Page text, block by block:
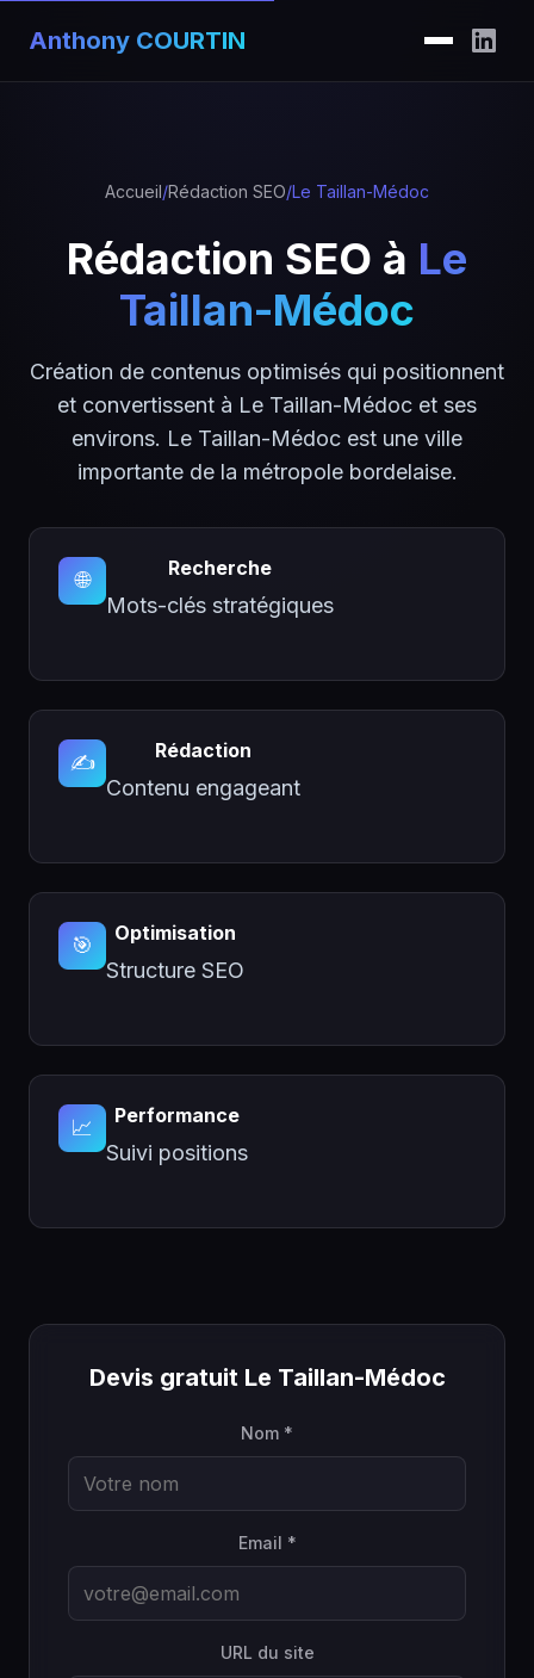
Anthony COURTIN
Accueil/Rédaction SEO/Le Taillan-Médoc
Rédaction SEO à Le
Taillan-Médoc
Création de contenus optimisés qui positionnent
et convertissent à Le Taillan-Médoc et ses
environs. Le Taillan-Médoc est une ville
importante de la métropole bordelaise.
🌐 Recherche
Mots-clés stratégiques
✍️ Rédaction
Contenu engageant
🎯 Optimisation
Structure SEO
📈 Performance
Suivi positions
Devis gratuit Le Taillan-Médoc
Nom *
Email *
URL du site